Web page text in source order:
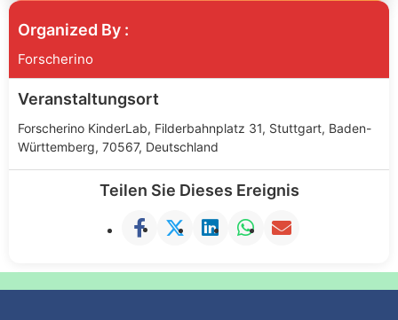
Organized By :
Forscherino
Veranstaltungsort
Forscherino KinderLab, Filderbahnplatz 31, Stuttgart, Baden-
Württemberg, 70567, Deutschland
Teilen Sie Dieses Ereignis